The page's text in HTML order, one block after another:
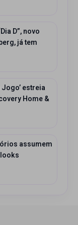
D”, novo
já tem
estreia
Home &
assumem